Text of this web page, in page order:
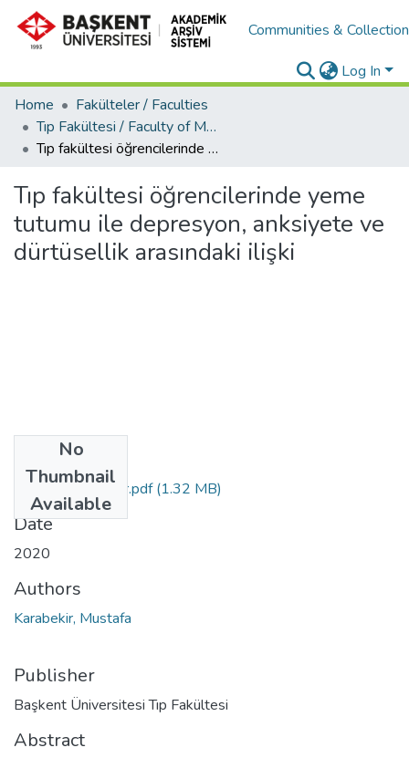
Communities &
Log In
Home
Fakülteler / Faculties
Tıp Fakültesi / Faculty of Medicine
Tıp fakültesi öğrencilerinde yeme tutumu ile depresyon, anksiyete ve dürtüsellik arasındaki ilişki
Tıp fakültesi öğrencilerinde yeme
tutumu ile depresyon, anksiyete ve
dürtüsellik arasındaki ilişki
No
Thumbnail
Available
Mustafa Karabekir.pdf(1.32 MB)
Date
2020
Authors
Karabekir, Mustafa
Publisher
Başkent Üniversitesi Tıp Fakültesi
Abstract